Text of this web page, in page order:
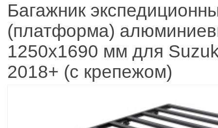
Багажник
(платформа)
1250х1690 мм для
2018+ (с крепежом)